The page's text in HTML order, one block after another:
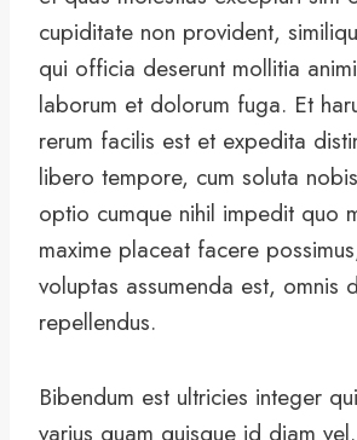
cupiditate non provident,
qui officia deserunt mollitia
laborum et dolorum fuga. Et
rerum facilis est et expedita
libero tempore, cum soluta
optio cumque nihil impedit quo
maxime placeat facere
voluptas assumenda est, omnis
repellendus.
Bibendum est ultricies integer
varius quam quisque id diam